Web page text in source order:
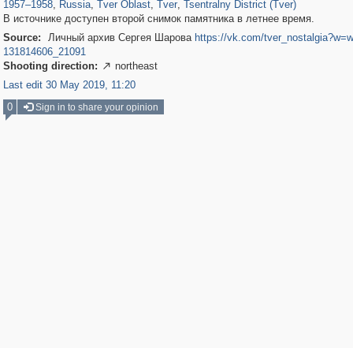
1957–1958, Russia, Tver Oblast, Tver, Tsentralny District (Tver)
В источнике доступен второй снимок памятника в летнее время.
Source:
Личный архив Сергея Шарова https://vk.com/
131814606_21091
Shooting direction:  northeast
Last edit 30 May 2019, 11:20
0
Sign in to share your opinion